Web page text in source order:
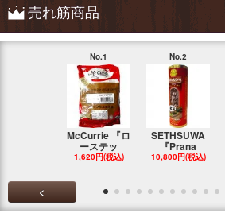
売れ筋商品
No.1
McCurrie 『ロ
ーステッ
1,620円(税込)
No.2
SETHSUWA
『Prana
10,800円(税込)
<